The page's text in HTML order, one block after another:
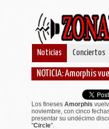
Noticias Conciertos
NOTICIA: Amorphis
Los fineses Amorphis
noviembre, con cinco
presentar su undécimo
"Circle".